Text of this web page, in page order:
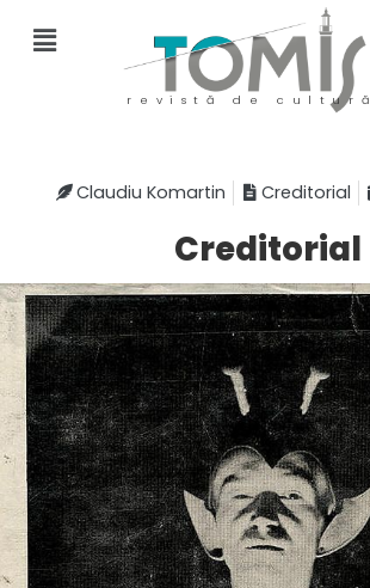
revistă de cultură
Claudiu Komartin Creditorial
Creditorial